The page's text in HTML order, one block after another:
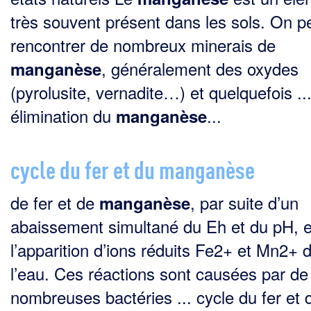
très souvent présent dans les sols. On
rencontrer de nombreux mine­rais de
manganèse, généralement des oxydes
(pyrolusite, vernadite…) et quelquefois ...
élimination du manganèse...
cycle du fer et du manganèse
de fer et de manganèse, par suite d’un
abaissement simultané du Eh et du pH,
l’apparition d’ions réduits Fe2+ et Mn2+
l’eau. Ces réactions sont causées par de
nombreuses bactéries ... cycle du fer et